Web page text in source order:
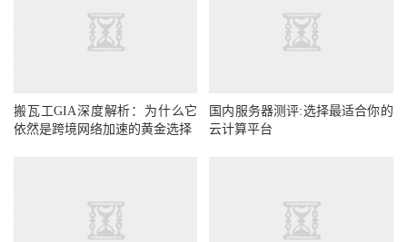
搬瓦工GIA深度解析：为什么它
依然是跨境网络加速的黄金选择
国内服务器测评:选择最适合你的
云计算平台